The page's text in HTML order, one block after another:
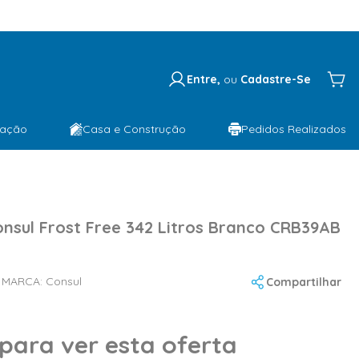
Entre, ou Cadastre-Se
Casa e Construção Pedidos Realizados
Frost Free 342 Litros Branco CRB39AB
MARCA: Consul Compartilhar
ver esta oferta